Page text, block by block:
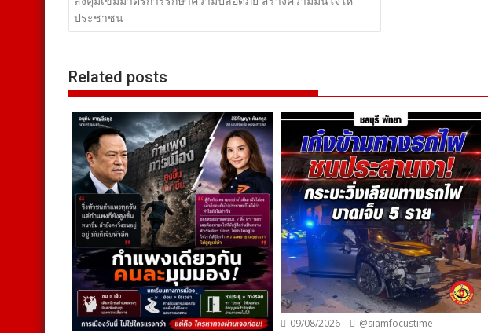
เรื่อง
ประชาชน
Related posts
09/08/2026 @siamfocustime